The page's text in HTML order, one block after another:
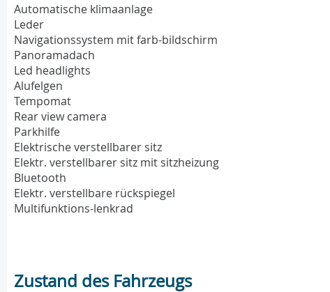
Automatische klimaanlage
Leder
Navigationssystem mit farb-bildschirm
Panoramadach
Led headlights
Alufelgen
Tempomat
Rear view camera
Parkhilfe
Elektrische verstellbarer sitz
Elektr. verstellbarer sitz mit sitzheizung
Bluetooth
Elektr. verstellbare rückspiegel
Multifunktions-lenkrad
Zustand des Fahrzeugs